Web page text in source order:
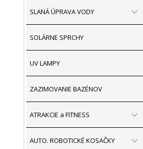
SLANÁ ÚPRAVA VODY
SOLÁRNE SPRCHY
UV LAMPY
ZAZIMOVANIE BAZÉNOV
ATRAKCIE a FITNESS
AUTO. ROBOTICKÉ KOSAČKY